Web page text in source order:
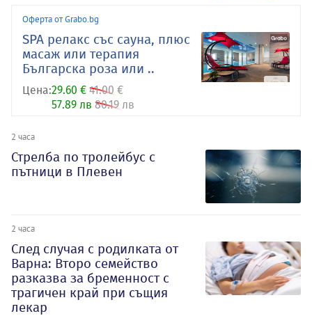
Оферта от Grabo.bg
SPA релакс със сауна, плюс
масаж или терапия
Българска роза или ..
Цена:29.60 € 41.00 €
57.89 лв 80.19 лв
2 часа
Стрелба по тролейбус с
пътници в Плевен
2 часа
След случая с родилката от
Варна: Второ семейство
разказва за бременност с
трагичен край при същия
лекар